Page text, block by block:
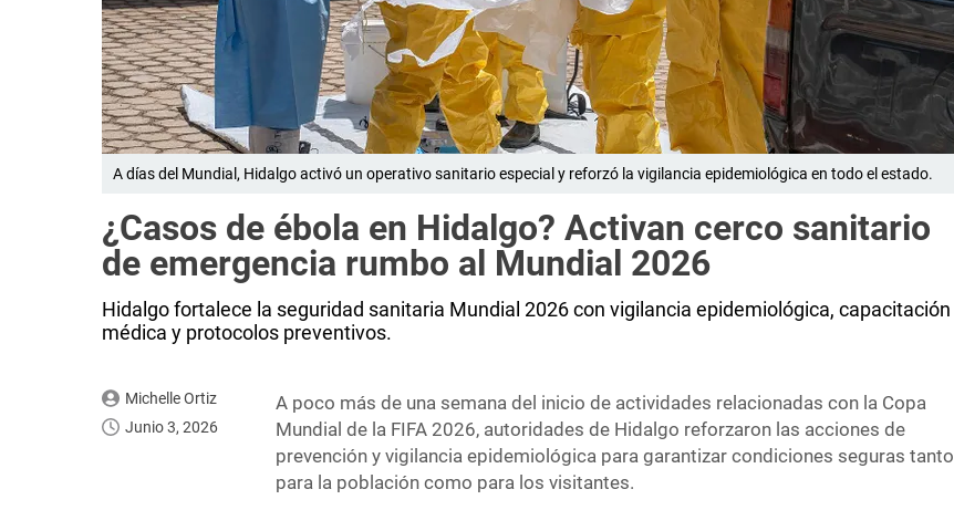
A días del Mundial, Hidalgo activó un operativo sanitario especial y reforzó la vigilancia epidemiológica en todo el estado.
¿Casos de ébola en Hidalgo? Activan cerco sanitario
de emergencia rumbo al Mundial 2026
Hidalgo fortalece la seguridad sanitaria Mundial 2026 con vigilancia epidemiológica, capacitación
médica y protocolos preventivos.
Michelle Ortiz
Junio 3, 2026
A poco más de una semana del inicio de actividades relacionadas con la Copa
Mundial de la FIFA 2026, autoridades de Hidalgo reforzaron las acciones de
prevención y vigilancia epidemiológica para garantizar condiciones seguras tanto
para la población como para los visitantes.